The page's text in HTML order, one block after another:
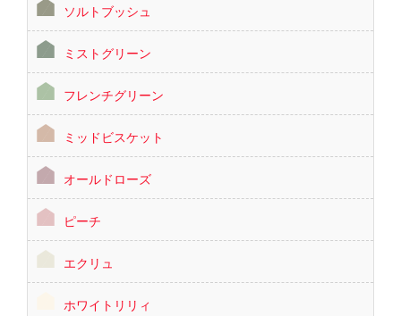
ソルトブッシュ
ミストグリーン
フレンチグリーン
ミッドビスケット
オールドローズ
ピーチ
エクリュ
ホワイトリリィ